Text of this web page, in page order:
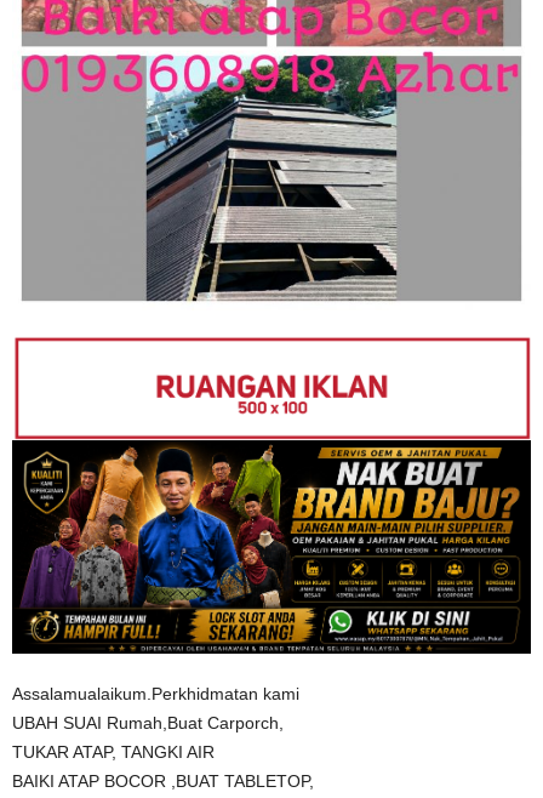
Assalamualaikum.Perkhidmatan kami
UBAH SUAI Rumah,Buat Carporch,
TUKAR ATAP, TANGKI AIR
BAIKI ATAP BOCOR ,BUAT TABLETOP,